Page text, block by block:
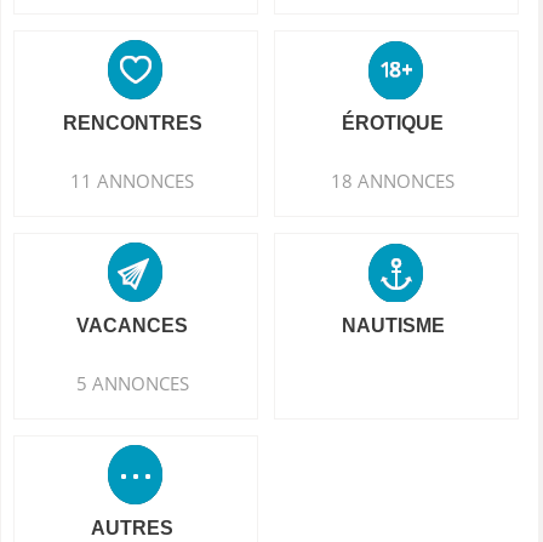
RENCONTRES
11 ANNONCES
ÉROTIQUE
18 ANNONCES
VACANCES
5 ANNONCES
NAUTISME
AUTRES